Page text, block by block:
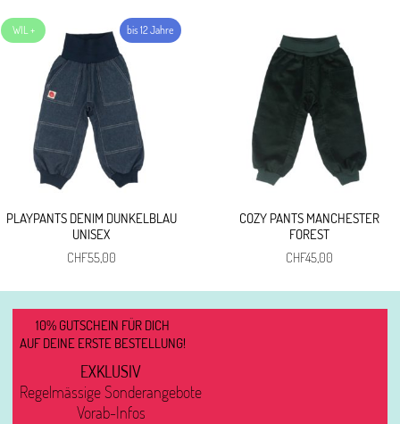
PLAYPANTS DENIM DUNKELBLAU
UNISEX
CHF55,00
COZY PANTS MANCHESTER
FOREST
CHF45,00
10% GUTSCHEIN FÜR DICH
AUF DEINE ERSTE BESTELLUNG!
EXKLUSIV
Regelmässige Sonderangebote
Vorab-Infos